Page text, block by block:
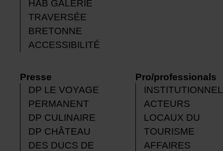
HAB GALERIE
TRAVERSÉE
BRETONNE
ACCESSIBILITÉ
Presse
DP LE VOYAGE
PERMANENT
DP CULINAIRE
DP CHÂTEAU
DES DUCS DE
Pro/professionals
INSTITUTIONNEL
ACTEURS
LOCAUX DU
TOURISME
AFFAIRES